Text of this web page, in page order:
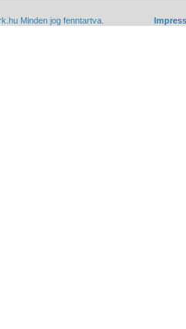
Minden jog fenntartva.